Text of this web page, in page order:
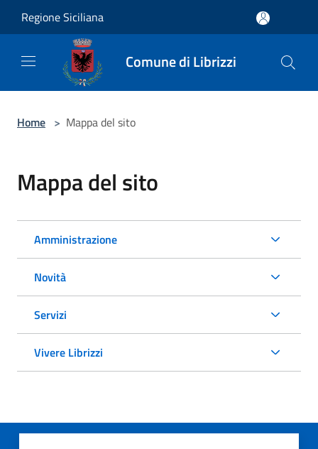
Regione Siciliana
Comune di Librizzi
Home > Mappa del sito
Mappa del sito
Amministrazione
Novità
Servizi
Vivere Librizzi